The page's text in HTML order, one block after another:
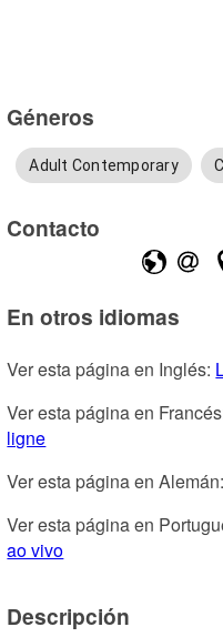
Géneros
Adult Contemporary
Contacto
En otros idiomas
Ver esta página en Inglés:
Ver esta página en
ligne
Ver esta página en Alemán:
Ver esta página en
ao vivo
Descripción